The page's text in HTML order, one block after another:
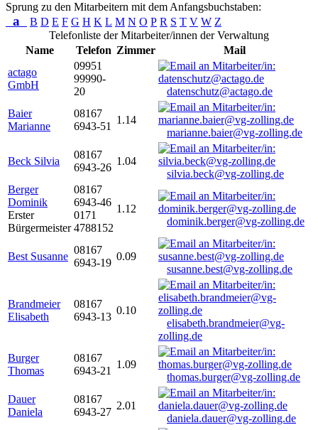
Sprung zu den Mitarbeitern mit dem Anfangsbuchstaben:
a B D E F G H K L M N O P R S T V W Z
Telefonliste der Mitarbeiter/innen der Verwaltung
Name
Telefon Zimmer
Mail
actago
GmbH
09951
99990-
20
datenschutz@actago.de
Baier
Marianne
08167
6943-51
1.14
marianne.baier@vg-zolling.de
Beck Silvia
08167
6943-26
1.04
silvia.beck@vg-zolling.de
Berger
Dominik
Erster
Bürgermeister
08167
6943-46
0171
4788152
1.12
dominik.berger@vg-zolling.de
Best Susanne
08167
6943-19
0.09
susanne.best@vg-zolling.de
Brandmeier
Elisabeth
08167
6943-13
0.10
elisabeth.brandmeier@vg-
zolling.de
Burger
Thomas
08167
6943-21
1.09
thomas.burger@vg-zolling.de
Dauer
Daniela
08167
6943-27
2.01
daniela.dauer@vg-zolling.de